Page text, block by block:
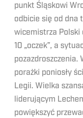
punkt Śląskowi
odbicie się od dna
wicemistrza Polski
10 „oczek”, a
pozazdroszczenia.
porażki poniosły
Legii. Wielka
liderującym
powiększyć